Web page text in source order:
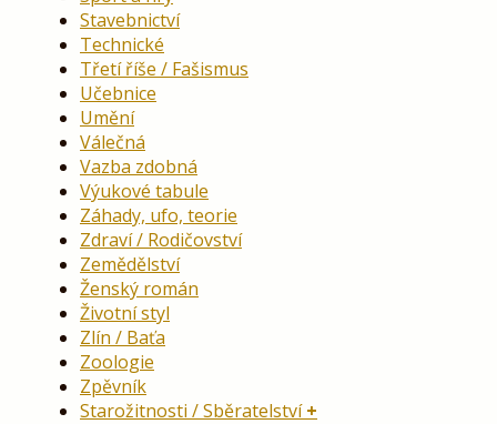
Stavebnictví
Technické
Třetí říše / Fašismus
Učebnice
Umění
Válečná
Vazba zdobná
Výukové tabule
Záhady, ufo, teorie
Zdraví / Rodičovství
Zemědělství
Ženský román
Životní styl
Zlín / Baťa
Zoologie
Zpěvník
Starožitnosti / Sběratelství